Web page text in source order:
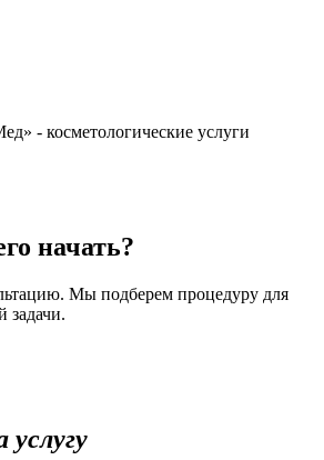
- косметологические услуги
начать?
Мы подберем процедуру для
задачи.
услугу